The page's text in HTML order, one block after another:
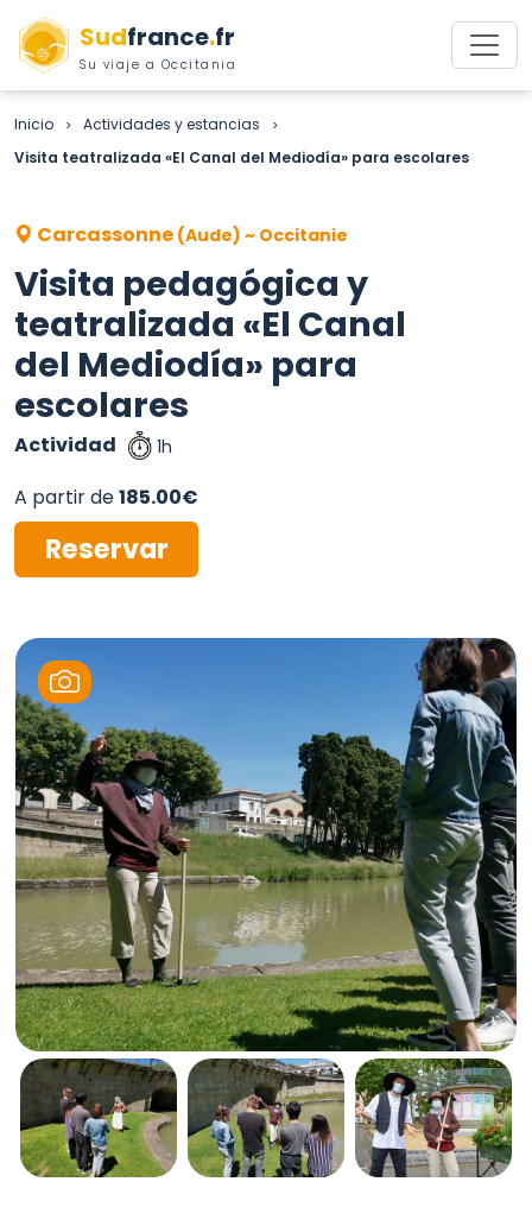
Sudfrance.fr
Su viaje a Occitania
Inicio > Actividades y estancias >
Visita teatralizada «El Canal del Mediodía» para escolares
Visita pedagógica y
teatralizada «El Canal
del Mediodía» para
escolares
Actividad 1h
Carcassonne (Aude) ~ Occitanie
A partir de185.00€
Reservar